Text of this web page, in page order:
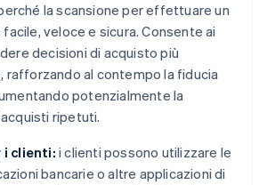
la scansione per effettuare un
veloce e sicura. Consente ai
decisioni di acquisto più
rafforzando al contempo la fiducia
potenzialmente la
ripetuti.
i clienti: i clienti possono utilizzare le
bancarie o altre applicazioni di